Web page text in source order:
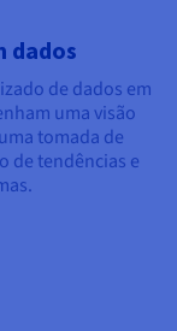
dados
de dados em
uma visão
tomada de
de tendências e